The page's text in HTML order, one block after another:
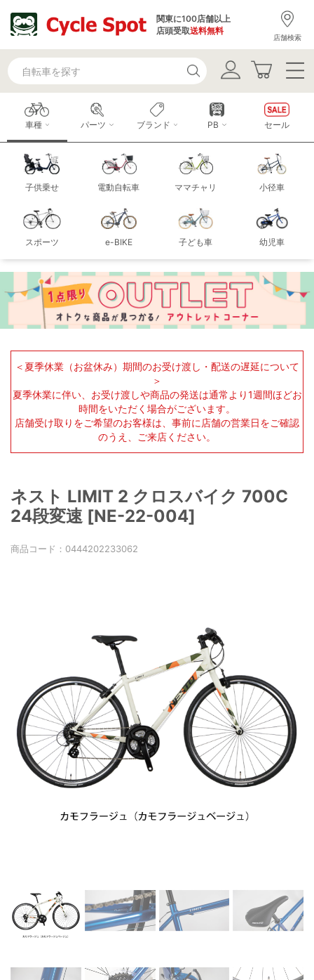
関東に100店舗以上
店頭受取送料無料
店舗検索
車種
子供乗せ 電動自転車 ママチャリ 小径車
スポーツ e-BIKE 子ども車 幼児車
パーツ ブランド PB セール
＜夏季休業（お盆休み）期間のお受け渡し・配送の遅延について
＞
夏季休業に伴い、お受け渡しや商品の発送は通常より1週間ほどお
時間をいただく場合がございます。
店舗受け取りをご希望のお客様は、事前に店舗の営業日をご確認
のうえ、ご来店ください。
ネスト LIMIT 2 クロスバイク 700C
24段変速 [NE-22-004]
商品コード： 0444202233062